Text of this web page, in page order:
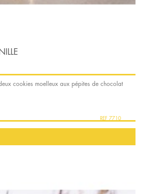
cookies moelleux aux pépites de chocolat
7710